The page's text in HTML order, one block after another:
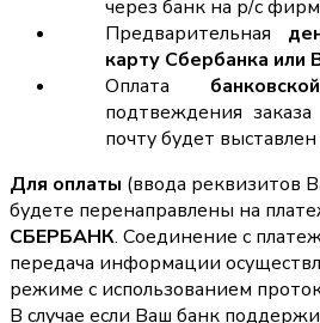
через банк на р/с
Предварительная
карту Сбербанка или
Оплата
подтвеждения
почту будет выставлен
Для оплаты (ввода реквизитов
будете перенаправлены на
СБЕРБАНК. Соединение с
передача информации
режиме с использованием
В случае если Ваш банк